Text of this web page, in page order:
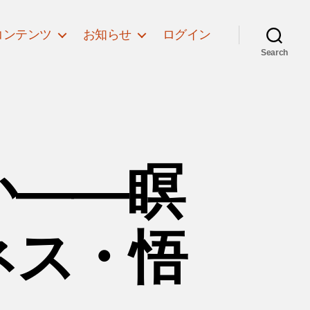
ンテンツ お知らせ ログイン
Search
――瞑
・悟